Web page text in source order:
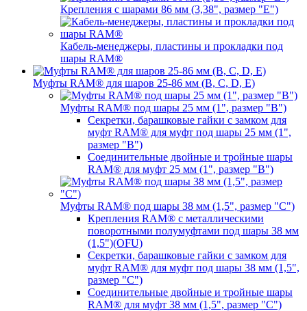
Крепления с шарами 86 мм (3,38", размер "E")
Кабель-менеджеры, пластины и прокладки под
шары RAM®
Муфты RAM® для шаров 25-86 мм (B, C, D, E)
Муфты RAM® под шары 25 мм (1", размер "B")
Секретки, барашковые гайки с замком для
муфт RAM® для муфт под шары 25 мм (1",
размер "B")
Соединительные двойные и тройные шары
RAM® для муфт 25 мм (1", размер "B")
Муфты RAM® под шары 38 мм (1,5", размер "C")
Крепления RAM® с металлическими
поворотными полумуфтами под шары 38 мм
(1,5")(OFU)
Секретки, барашковые гайки с замком для
муфт RAM® для муфт под шары 38 мм (1,5",
размер "C")
Соединительные двойные и тройные шары
RAM® для муфт 38 мм (1,5", размер "C")